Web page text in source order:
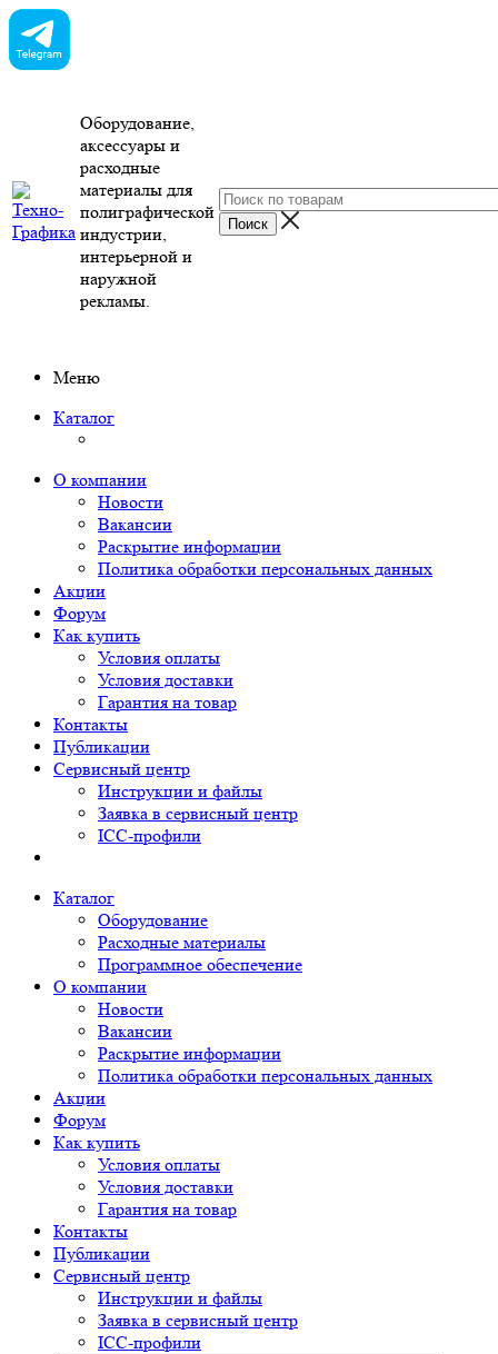
Оборудование,
аксессуары и
расходные
материалы для
полиграфической
индустрии,
интерьерной и
наружной
рекламы.
Меню
Каталог
О компании
Новости
Вакансии
Раскрытие информации
Политика обработки персональных данных
Акции
Форум
Как купить
Условия оплаты
Условия доставки
Гарантия на товар
Контакты
Публикации
Сервисный центр
Инструкции и файлы
Заявка в сервисный центр
ICC-профили
Каталог
Оборудование
Расходные материалы
Программное обеспечение
О компании
Новости
Вакансии
Раскрытие информации
Политика обработки персональных данных
Акции
Форум
Как купить
Условия оплаты
Условия доставки
Гарантия на товар
Контакты
Публикации
Сервисный центр
Инструкции и файлы
Заявка в сервисный центр
ICC-профили